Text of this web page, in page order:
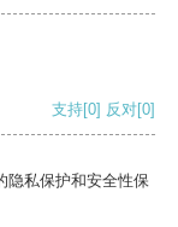
支持[0] 反对[0]
隐私保护和安全性保